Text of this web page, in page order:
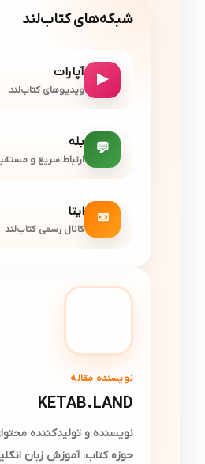
شبکه‌های کتاب‌لند
▶ آپارات
ویدیوهای کتاب‌لند
💬 بله
ارتباط سریع و
✉ ایتا
کانال رسمی کتاب‌لند
نویسنده مقاله
KETAB.LAND
نویسنده و تولیدکننده
حوزه کتاب، آموزش زبان